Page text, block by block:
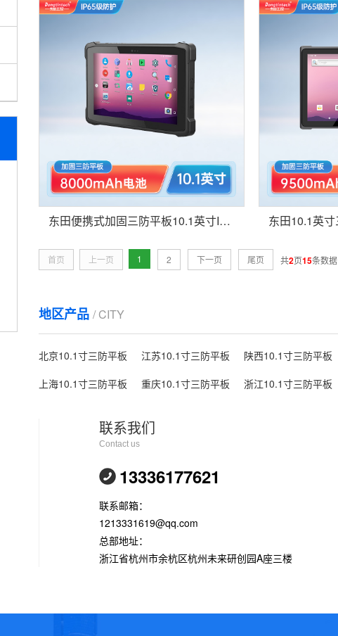
东田便携式加固三防平板10.1英寸IP65长续航手持工业平板电脑-DTZ-Q1085E
首页 上一页 1 2 下一页 尾页 共2页15条数据
地区产品 / CITY
北京10.1寸三防平板 江苏10.1寸三防平板 陕西10.1寸三防平板
上海10.1寸三防平板
重庆10.1寸三防平板 浙江10.1寸三防平板
联系我们
Contact us
13336177621
联系邮箱：
1213331619@qq.com
总部地址：
浙江省杭州市余杭区杭州未来研创园A座三楼